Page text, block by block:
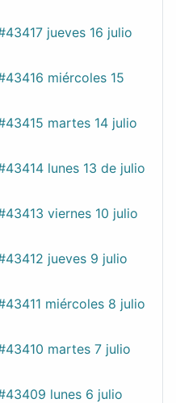
jueves 16 julio
miércoles 15
martes 14 julio
lunes 13 de julio
viernes 10 julio
jueves 9 julio
miércoles 8 julio
martes 7 julio
lunes 6 julio